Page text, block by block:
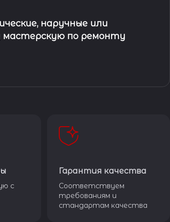
наручные или
мастерскую по ремонту
с
Гарантия качества
Соответствуем
требованиям и
стандартам качества